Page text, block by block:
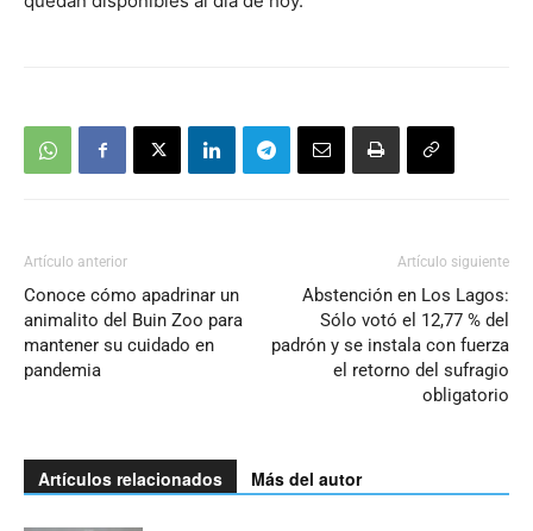
Artículo anterior
Conoce cómo apadrinar un
animalito del Buin Zoo para
mantener su cuidado en
pandemia
Artículo siguiente
Abstención en Los Lagos:
Sólo votó el 12,77 % del
padrón y se instala con fuerza
el retorno del sufragio
obligatorio
Artículos relacionados Más del autor